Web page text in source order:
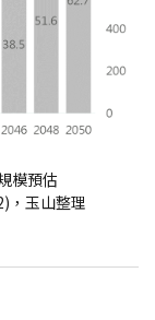
模預估
，玉山整理